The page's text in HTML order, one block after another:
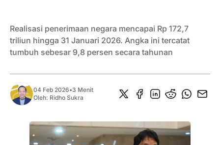
Realisasi penerimaan negara mencapai Rp 172,7
triliun hingga 31 Januari 2026. Angka ini tercatat
tumbuh sebesar 9,8 persen secara tahunan
04 Feb 2026•3 Menit
Oleh: Ridho Sukra